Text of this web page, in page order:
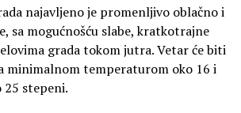
najavljeno je promenljivo oblačno i
sa mogućnošću slabe, kratkotrajne
grada tokom jutra. Vetar će biti
minimalnom temperaturom oko 16 i
25 stepeni.